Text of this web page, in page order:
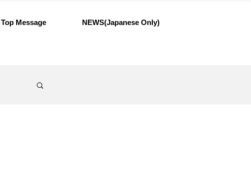
Top Message NEWS(Japanese Only)